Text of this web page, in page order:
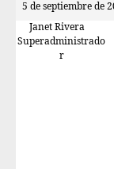
5 de septiembre de
Janet Rivera
Superadministrado
r